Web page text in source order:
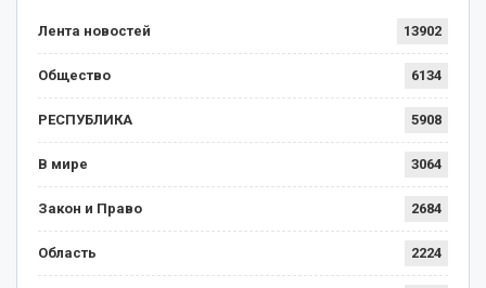
Лента новостей 13902
Общество 6134
РЕСПУБЛИКА 5908
В мире 3064
Закон и Право 2684
Область 2224